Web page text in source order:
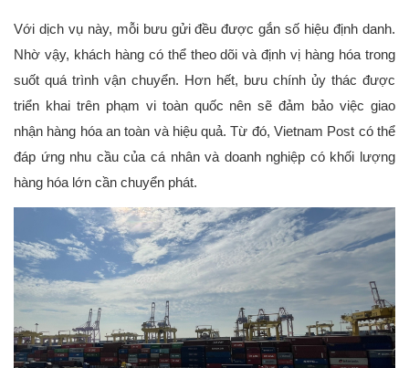
Với dịch vụ này, mỗi bưu gửi đều được gắn số hiệu định danh.
Nhờ vậy, khách hàng có thể theo dõi và định vị hàng hóa trong
suốt quá trình vận chuyển. Hơn hết, bưu chính ủy thác được
triển khai trên phạm vi toàn quốc nên sẽ đảm bảo việc giao
nhận hàng hóa an toàn và hiệu quả. Từ đó, Vietnam Post có thể
đáp ứng nhu cầu của cá nhân và doanh nghiệp có khối lượng
hàng hóa lớn cần chuyển phát.